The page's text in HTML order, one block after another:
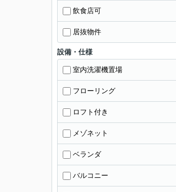
飲食店可
居抜物件
設備・仕様
室内洗濯機置場
フローリング
ロフト付き
メゾネット
ベランダ
バルコニー